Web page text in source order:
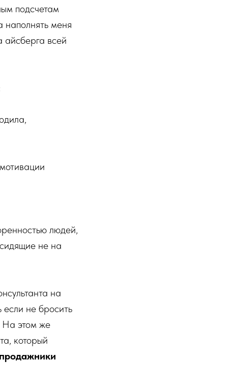
подсчетам
наполнять меня
айсберга всей
людей,
не на
на
не бросить
На этом же
который